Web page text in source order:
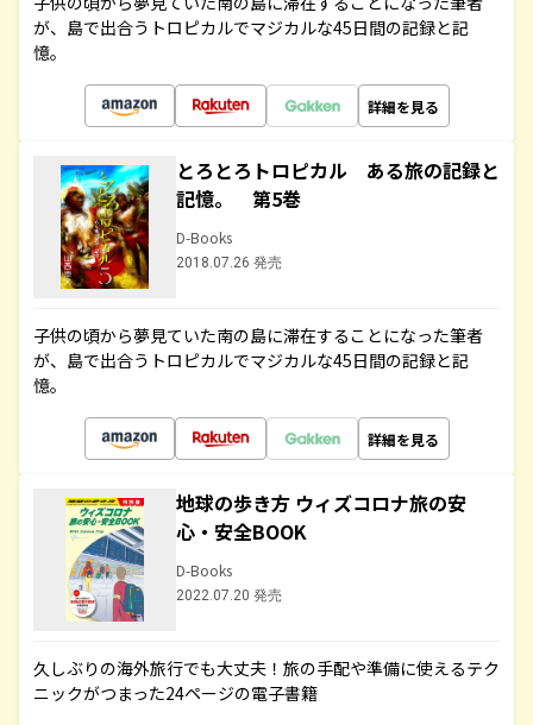
が、島で出合うトロピカルでマジカルな45日間の記録と記
憶。
詳細を見る
とろとろトロピカル ある旅の記録と
記憶。 第5巻
D-Books
2018.07.26 発売
子供の頃から夢見ていた南の島に滞在することになった筆者
が、島で出合うトロピカルでマジカルな45日間の記録と記
憶。
詳細を見る
地球の歩き方 ウィズコロナ旅の安
心・安全BOOK
D-Books
2022.07.20 発売
久しぶりの海外旅行でも大丈夫！旅の手配や準備に使えるテク
ニックがつまった24ページの電子書籍